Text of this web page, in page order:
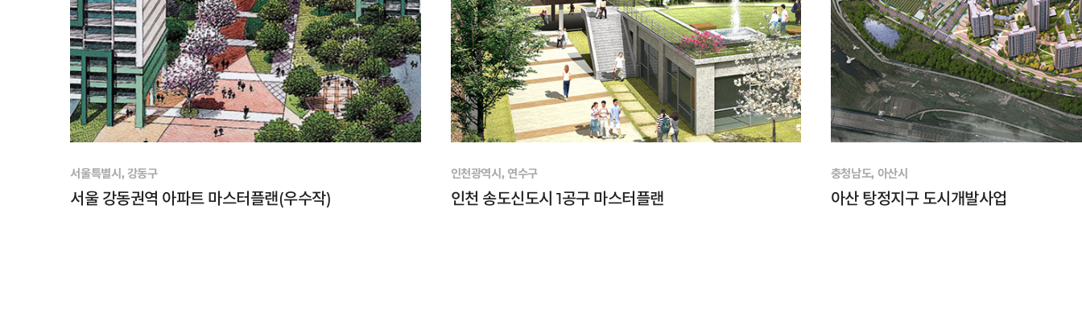
서울특별시, 강동구
서울 강동권역 아파트 마스터플랜(우수작)
인천광역시, 연수구
인천 송도신도시 1공구 마스터플랜
충청남도, 아산시
아산 탕정지구 도시개발사업